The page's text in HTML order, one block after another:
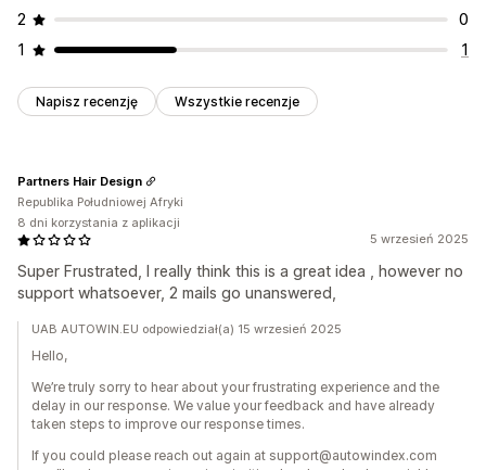
2
0
1
1
Napisz recenzję Wszystkie recenzje
5 wrzesień 2025
Super Frustrated, I really think this is a great idea , however no
support whatsoever, 2 mails go unanswered,
Partners Hair Design
Republika Południowej Afryki
8 dni korzystania z aplikacji
UAB AUTOWIN.EU odpowiedział(a) 15 wrzesień 2025
Hello,
We’re truly sorry to hear about your frustrating experience and the
delay in our response. We value your feedback and have already
taken steps to improve our response times.
If you could please reach out again at support@autowindex.com